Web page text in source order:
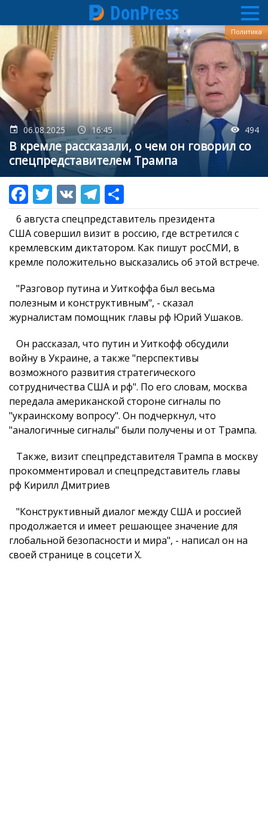
Перейти
основному
содержанию
DonPress
06.08.2025 16:45 494
В кремле рассказали, о чем он говорил со
спецпредставителем Трампа
Политика
6 августа спецпредставитель президента
США совершил визит в россию, где встретился с
кремлевским диктатором. Как пишут росСМИ, в
кремле положительно высказались об этой встрече.
"Разговор путина и Уиткоффа был весьма
полезным и конструктивным", - сказал
журналистам помощник главы рф Юрий Ушаков.
Он рассказал, что путин и Уиткофф обсудили
войну в Украине, а также "перспективы
возможного развития стратегического
сотрудничества США и рф". По его словам, москва
передала американской стороне сигналы по
"украинскому вопросу". Он подчеркнул, что
"аналогичные сигналы" были получены и от Трампа.
Также, визит спецпредставителя Трампа в москву
прокомментировал и спецпредставитель главы
рф Кирилл Дмитриев
"Конструктивный диалог между США и россией
продолжается и имеет решающее значение для
глобальной безопасности и мира", - написал он на
своей странице в соцсети X.